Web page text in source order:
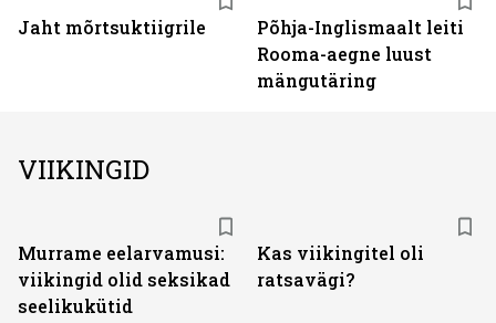
Jaht mõrtsuktiigrile
Põhja-Inglismaalt leiti
Rooma-aegne luust
mängutäring
VIIKINGID
Murrame eelarvamusi:
viikingid olid seksikad
seelikukütid
Kas viikingitel oli
ratsavägi?